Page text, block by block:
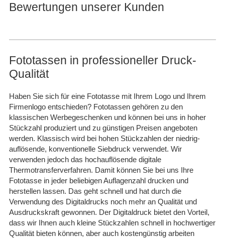
Bewertungen unserer Kunden
Fototassen in professioneller Druck-
Qualität
Haben Sie sich für eine Fototasse mit Ihrem Logo und Ihrem
Firmenlogo entschieden? Fototassen gehören zu den
klassischen Werbegeschenken und können bei uns in hoher
Stückzahl produziert und zu günstigen Preisen angeboten
werden. Klassisch wird bei hohen Stückzahlen der niedrig-
auflösende, konventionelle Siebdruck verwendet. Wir
verwenden jedoch das hochauflösende digitale
Thermotransferverfahren. Damit können Sie bei uns Ihre
Fototasse in jeder beliebigen Auflagenzahl drucken und
herstellen lassen. Das geht schnell und hat durch die
Verwendung des Digitaldrucks noch mehr an Qualität und
Ausdruckskraft gewonnen. Der Digitaldruck bietet den Vorteil,
dass wir Ihnen auch kleine Stückzahlen schnell in hochwertiger
Qualität bieten können, aber auch kostengünstig arbeiten